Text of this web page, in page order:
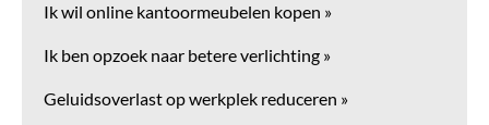
Ik wil online kantoormeubelen kopen »
Ik ben opzoek naar betere verlichting »
Geluidsoverlast op werkplek reduceren »